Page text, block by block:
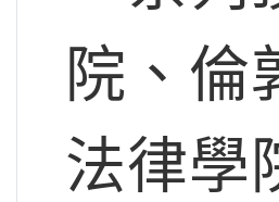
院、倫
法律學